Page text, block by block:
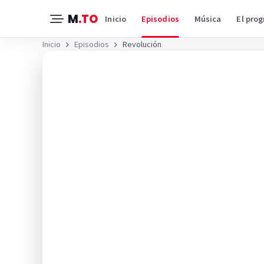
M.TO Inicio Episodios Música El
Inicio Episodios Revolución